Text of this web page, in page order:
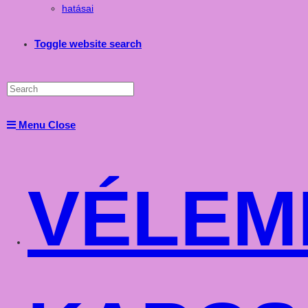
hatásai
Toggle website search
Menu Close